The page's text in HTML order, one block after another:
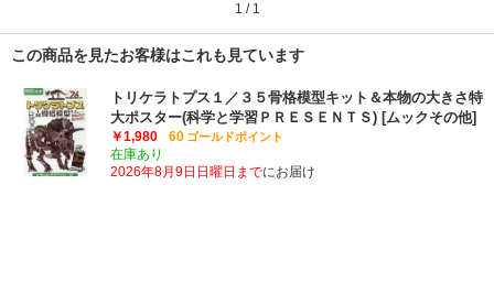
1 / 1
この商品を見たお客様はこれも見ています
トリケラトプス１／３５骨格模型キット＆本物の大きさ特
大ポスター(科学と学習ＰＲＥＳＥＮＴＳ) [ムックその他]
￥1,980 60 ゴールドポイント
在庫あり
2026年8月9日日曜日までにお届け